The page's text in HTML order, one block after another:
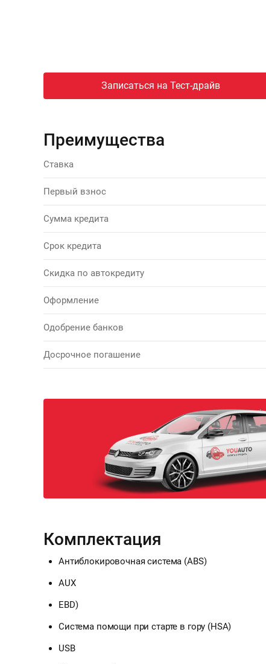
Записаться на Тест-драйв
Преимущества
Ставка
Первый взнос
Сумма кредита
Срок кредита
Скидка по автокредиту
Оформление
Одобрение банков
Досрочное погашение
Комплектация
Антиблокировочная система (ABS)
AUX
EBD)
Система помощи при старте в гору (HSA)
USB